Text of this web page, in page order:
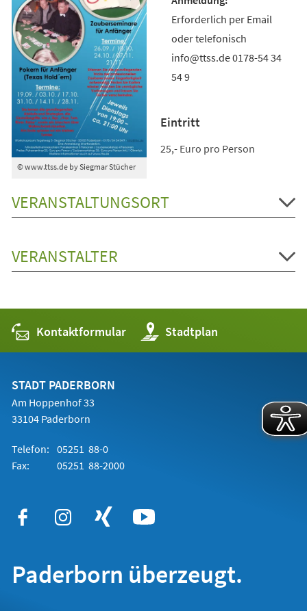
© www.ttss.de by Siegmar Stücher
Erforderlich per Email
oder telefonisch
info@ttss.de 0178-54 34
54 9
Eintritt
25,- Euro pro Person
VERANSTALTUNGSORT
VERANSTALTER
Kontaktformular Stadtplan
(Öffnet
in
einem
STADT PADERBORN
Am Hoppenhof 33
33104 Paderborn
Telefon: 05251 88-0
Fax:
05251 88-2000
Paderborn überzeugt.